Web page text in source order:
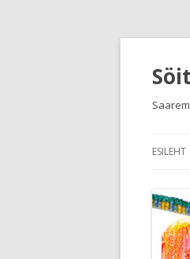
ESILEHT